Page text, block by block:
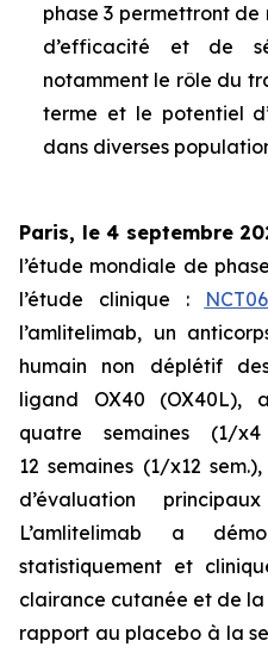
phase 3 permettront
d’efficacité et de
notamment le rôle du
terme et le potentiel
dans diverses
Paris, le 4 septembre
l’étude mondiale de
l’étude clinique :
l’amlitelimab, un
humain non déplétif
ligand OX40 (OX40L),
quatre semaines (1/
12 semaines (1/x12
d’évaluation
L’amlitelimab a
statistiquement et
clairance cutanée et de
rapport au placebo à la